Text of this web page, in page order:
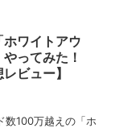
ホワイトアウ
ってみた！
ビュー】
数100万越えの「ホ